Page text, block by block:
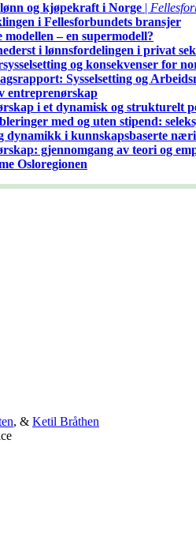
og kjøpekraft i Norge |
i Fellesforbundets bransjer
modellen – en supermodell?
i lønnsfordelingen i privat
og konsekvenser for
Sysselsetting og
entreprenørskap
i et dynamisk og strukturelt
med og uten stipend:
dynamikk i kunnskapsbaserte
gjennomgang av teori og
Osloregionen
, & Ketil Bråthen